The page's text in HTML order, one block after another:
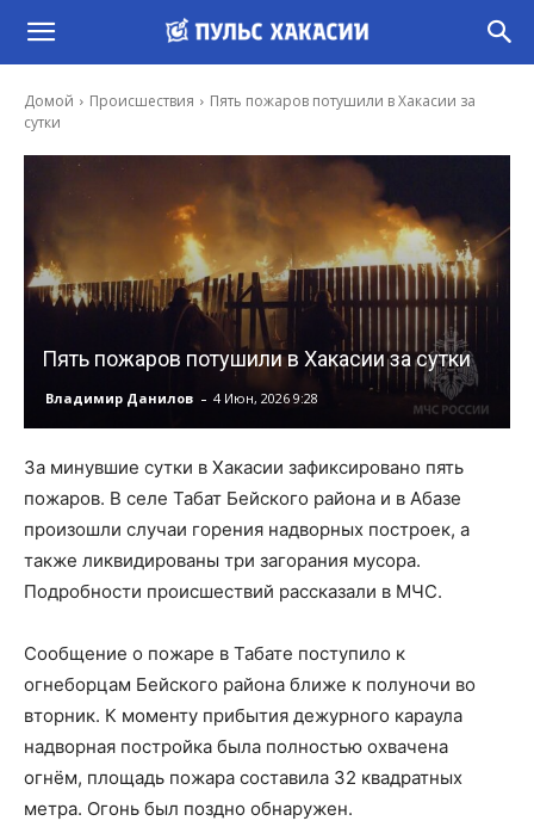
Домой Происшествия
Пять пожаров потушили в Хакасии за
сутки
Пять пожаров потушили в Хакасии за сутки
Владимир Данилов - 4 Июн, 2026 9:28
За минувшие сутки в Хакасии зафиксировано пять
пожаров. В селе Табат Бейского района и в Абазе
произошли случаи горения надворных построек, а
также ликвидированы три загорания мусора.
Подробности происшествий рассказали в МЧС.
Сообщение о пожаре в Табате поступило к
огнеборцам Бейского района ближе к полуночи во
вторник. К моменту прибытия дежурного караула
надворная постройка была полностью охвачена
огнём, площадь пожара составила 32 квадратных
метра. Огонь был поздно обнаружен.